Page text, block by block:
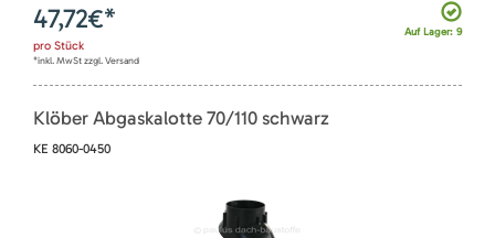
Auf Lager: 9
47,72€*
pro Stück
*inkl. MwSt zzgl. Versand
Klöber Abgaskalotte 70/110 schwarz
KE 8060-0450